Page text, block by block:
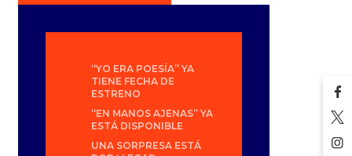
“YO ERA POESÍA” YA
TIENE FECHA DE
ESTRENO
“EN MANOS AJENAS” YA
ESTÁ DISPONIBLE
UNA SORPRESA ESTÁ